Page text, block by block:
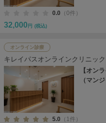
0.0 （0件）
32,000 円 (税込)
オンライン診療
キレイパスオンラインクリニック
【オン
（マン
5.0 （1件）